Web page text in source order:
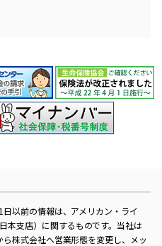
以前の情報は、アメリカン・ライ
本支店）に関するものです。当社は
株式会社へ営業形態を変更し、メッ